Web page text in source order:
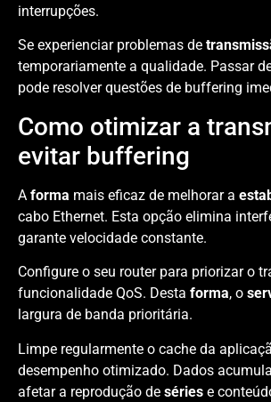
interrupções.
Se experienciar problemas de
temporariamente a qualidade. Passar
pode resolver questões de buffering
Como otimizar a
evitar buffering
A forma mais eficaz de melhorar a
cabo Ethernet. Esta opção elimina
garante velocidade constante.
Configure o seu router para priorizar o
funcionalidade QoS. Desta forma, o
largura de banda prioritária.
Limpe regularmente o cache da
desempenho otimizado. Dados
afetar a reprodução de séries e